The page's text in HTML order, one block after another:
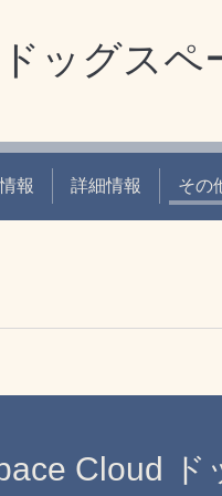
ッグス
報 詳細情報 その
Cloud